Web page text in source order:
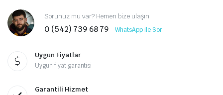
Sorunuz mu var? Hemen bize ulaşın
0 (542) 739 68 79 WhatsApp ile Sor
Uygun Fiyatlar
Uygun fiyat garantisi
Garantili Hizmet